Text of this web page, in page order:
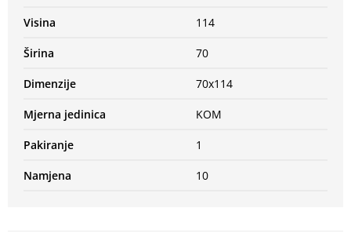
Visina 114
Širina 70
Dimenzije 70x114
Mjerna jedinica KOM
Pakiranje 1
Namjena 10